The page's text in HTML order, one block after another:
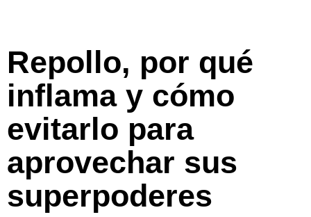
Repollo, por qué
inflama y cómo
evitarlo para
aprovechar sus
superpoderes